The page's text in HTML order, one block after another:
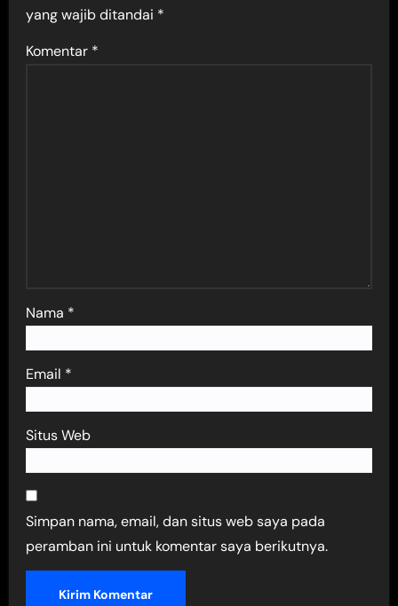
yang wajib ditandai *
Komentar *
Nama *
Email *
Situs Web
Simpan nama, email, dan situs web saya pada
peramban ini untuk komentar saya berikutnya.